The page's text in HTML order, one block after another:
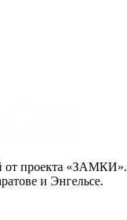
от проекта «ЗАМКИ».
и Энгельсе.